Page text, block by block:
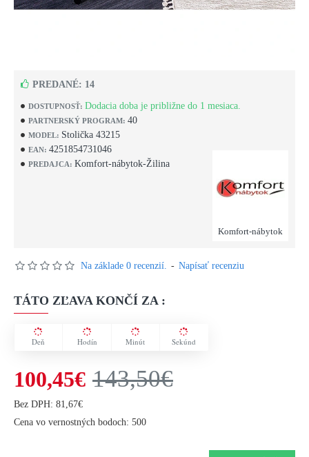
DOSTUPNOSŤ: Dodacia doba je približne do 1 mesiaca.
PARTNERSKÝ PROGRAM: 40
MODEL: Stolička 43215
EAN: 4251854731046
PREDAJCA: Komfort-nábytok-Žilina
Komfort-nábytok
PREDANÉ: 14
Na základe 0 recenzií. - Napísať recenziu
TÁTO ZĽAVA KONČÍ ZA :
Deň Hodín Minút Sekúnd
100,45€ 143,50€
Bez DPH: 81,67€
Cena vo vernostných bodoch: 500